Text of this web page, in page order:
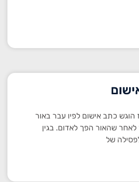
כתב אישום לפיו עבר באור
לאחר שהאור הפך לאדום. בגין
של